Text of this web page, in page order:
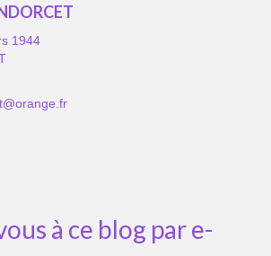
1944
à ce blog par e-